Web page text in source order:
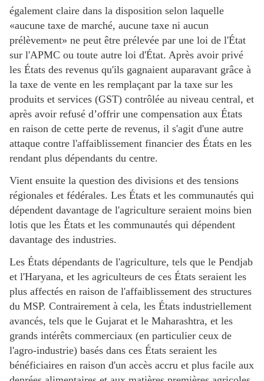
également claire dans la disposition selon laquelle
«aucune taxe de marché, aucune taxe ni aucun
prélèvement» ne peut être prélevée par une loi de l'État
sur l'APMC ou toute autre loi d'État. Après avoir privé
les États des revenus qu'ils gagnaient auparavant grâce à
la taxe de vente en les remplaçant par la taxe sur les
produits et services (GST) contrôlée au niveau central, et
après avoir refusé d’offrir une compensation aux États
en raison de cette perte de revenus, il s'agit d'une autre
attaque contre l'affaiblissement financier des États en les
rendant plus dépendants du centre.
Vient ensuite la question des divisions et des tensions
régionales et fédérales. Les États et les communautés qui
dépendent davantage de l'agriculture seraient moins bien
lotis que les États et les communautés qui dépendent
davantage des industries.
Les États dépendants de l'agriculture, tels que le Pendjab
et l'Haryana, et les agriculteurs de ces États seraient les
plus affectés en raison de l'affaiblissement des structures
du MSP. Contrairement à cela, les États industriellement
avancés, tels que le Gujarat et le Maharashtra, et les
grands intérêts commerciaux (en particulier ceux de
l'agro-industrie) basés dans ces États seraient les
bénéficiaires en raison d'un accès accru et plus facile aux